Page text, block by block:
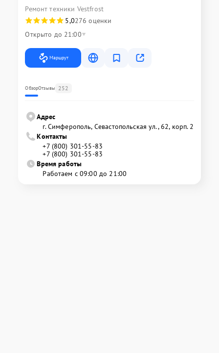
Ремонт техники Vestfrost
5,0276 оценки
Открыто до 21:00
Маршрут
ОбзорОтзывы 252
Адрес
г. Симферополь, Севастопольская ул., 62, корп. 2
Контакты
+7 (800) 301-55-83
+7 (800) 301-55-83
Время работы
Работаем с 09:00 до 21:00